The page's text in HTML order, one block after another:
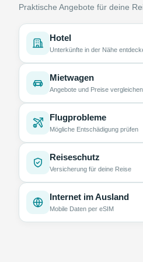
Praktische Angebote für deine
Hotel
Unterkünfte in der Nähe
Mietwagen
Angebote und Preise vergleichen
Flugprobleme
Mögliche Entschädigung prüfen
Reiseschutz
Versicherung für deine Reise
Internet im Ausland
Mobile Daten per eSIM